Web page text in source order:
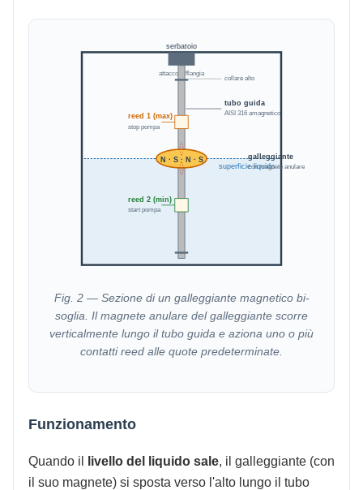
serbatoio
superficie liquido
attacco G/flangia
tubo guida
AISI 316 amagnetico
reed 1 (max)
stop pompa
reed 2 (min)
start pompa
N · S · N · S galleggiante
con magnete anulare
collare alto
Fig. 2 — Sezione di un galleggiante magnetico bi-
soglia. Il magnete anulare del galleggiante scorre
verticalmente lungo il tubo guida e aziona uno o più
contatti reed alle quote predeterminate.
Funzionamento
Quando il livello del liquido sale, il galleggiante (con
il suo magnete) si sposta verso l'alto lungo il tubo